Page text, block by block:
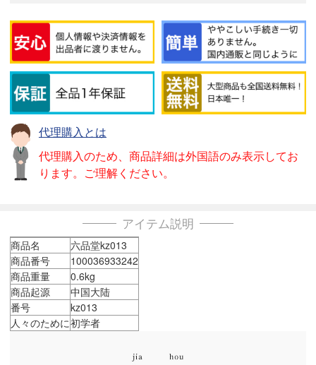
代理購入とは
代理購入のため、商品詳細は外国語のみ表示してお
ります。ご理解ください。
アイテム説明
商品名
六品堂kz013
商品番号
100036933242
商品重量
0.6kg
商品起源
中国大陆
番号
kz013
人々のために初学者